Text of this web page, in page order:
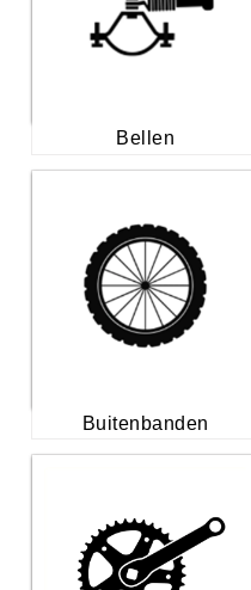
Bellen
Buitenbanden